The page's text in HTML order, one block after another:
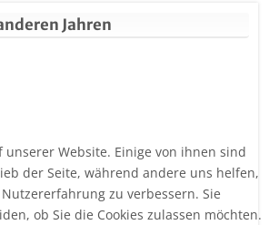
Jahren
unserer Website. Einige von ihnen sind
der Seite, während andere uns helfen,
zu verbessern. Sie
ob Sie die Cookies zulassen möchten.